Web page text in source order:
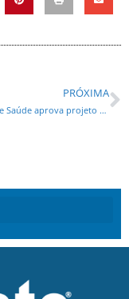
PRÓXIMA
Comissão de Saúde aprova projeto de Marcio Pacheco que obriga hospitais a informar dados sobre abortos no Paraná